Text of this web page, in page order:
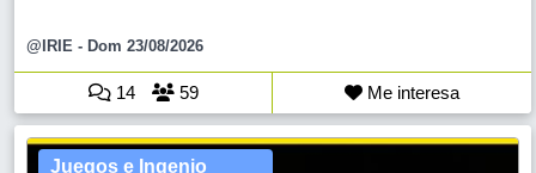
@IRIE - Dom 23/08/2026
14 59 Me interesa
Juegos e Ingenio